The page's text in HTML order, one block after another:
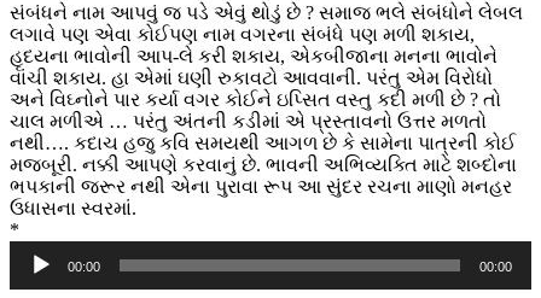
સંબંધને નામ આપવું જ પડે એવું થોડું છે ? સમાજ ભલે સંબંધોને લેબલ
લગાવે પણ એવા કોઈપણ નામ વગરના સંબંધે પણ મળી શકાય,
હૃદયના ભાવોની આપ-લે કરી શકાય, એકબીજાના મનના ભાવોને
વાંચી શકાય. હા એમાં ઘણી રુકાવટો આવવાની. પરંતુ એમ વિરોધો
અને વિઘ્નોને પાર કર્યા વગર કોઈને ઇપ્સિત વસ્તુ કદી મળી છે ? તો
ચાલ મળીએ … પરંતુ અંતની કડીમાં એ પ્રસ્તાવનો ઉત્તર મળતો
નથી…. કદાચ હજુ કવિ સમયથી આગળ છે કે સામેના પાત્રની કોઈ
મજબૂરી. નક્કી આપણે કરવાનું છે. ભાવની અભિવ્યક્તિ માટે શબ્દોના
ભપકાની જરૂર નથી એના પુરાવા રૂપ આ સુંદર રચના માણો મનહર
ઉધાસના સ્વરમાં.
*
Audio
Player
00:00 00:00